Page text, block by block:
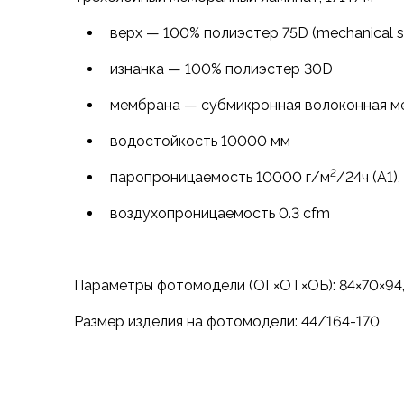
Аксессуары для обуви
Уход за обувью
Сушилки для обуви
Женская обувь
Кроссовки
Гамаши, бахилы
Шнурки, стельки
Сушилки для обуви
верх — 100% полиэстер 75D (mechanical
изнанка — 100% полиэстер 30D
мембрана — субмикронная волоконная
водостойкость 10000 мм
паропроницаемость 10000 г/м2/24ч
воздухопроницаемость 0.3 cfm
Параметры фотомодели (ОГ×ОТ×ОБ):
Размер изделия на фотомодели: 44/164-170